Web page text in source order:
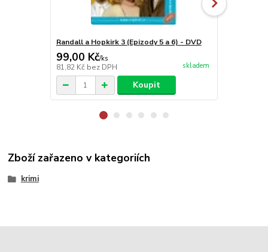
Randall a Hopkirk 3 (Epizody 5 a 6) - DVD
99,00 Kč/ks
81,82 Kč bez DPH skladem
Koupit
Zboží zařazeno v kategoriích
krimi